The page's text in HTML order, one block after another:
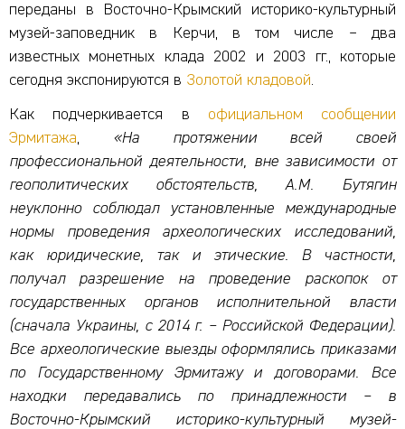
переданы в Восточно-Крымский историко-культурный
музей-заповедник в Керчи, в том числе – два
известных монетных клада 2002 и 2003 гг., которые
сегодня экспонируются в Золотой кладовой
Как подчеркивается в официальном сообщении
Эрмитажа
«На протяжении всей своей
профессиональной деятельности, вне зависимости от
геополитических обстоятельств, А.М. Бутягин
неуклонно соблюдал установленные международные
нормы проведения археологических исследований,
как юридические, так и этические. В частности,
получал разрешение на проведение раскопок от
государственных органов исполнительной власти
(сначала Украины, с 2014 г. – Российской Федерации).
Все археологические выезды оформлялись приказами
по Государственному Эрмитажу и договорами. Все
находки передавались по принадлежности – в
Восточно-Крымский историко-культурный музей-